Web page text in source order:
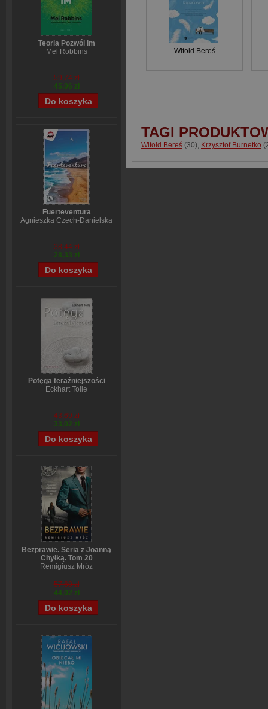
Teoria Pozwól im
Mel Robbins
59,74 zł
45,06 zł
Fuerteventura
Agnieszka Czech-Danielska
38,44 zł
28,33 zł
Potęga teraźniejszości
Eckhart Tolle
43,69 zł
33,02 zł
Bezprawie. Seria z Joanną
Chyłką. Tom 20
Remigiusz Mróz
57,60 zł
44,02 zł
Witold Bereś
TAGI
Witold Bereś (30) Krzysztof Burnetko